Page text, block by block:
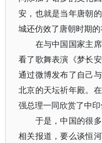
安，也就是当年唐朝
城还仿效了唐朝时期的
在与中国国家主席
看了歌舞表演《梦长
通过微博发布了自己
北京的天坛祈年殿。
强总理一同欣赏了中印
于是，中国的很多
相关报道，要么谈恒